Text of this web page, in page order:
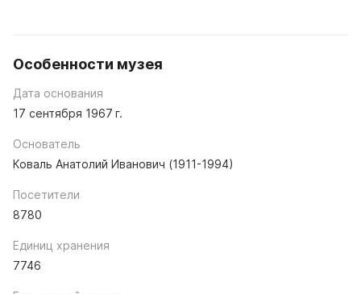
Особенности музея
Дата основания
17 сентября 1967 г.
Основатель
Коваль Анатолий Иванович (1911-1994)
Посетители
8780
Единиц хранения
7746